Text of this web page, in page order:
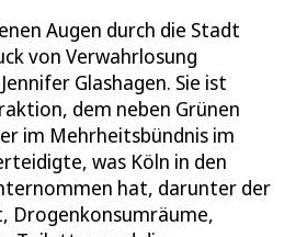
Augen durch die Stadt
von Verwahrlosung
Glashagen. Sie ist
dem neben Grünen
im Mehrheitsbündnis im
was Köln in den
hat, darunter der
Drogenkonsumräume,